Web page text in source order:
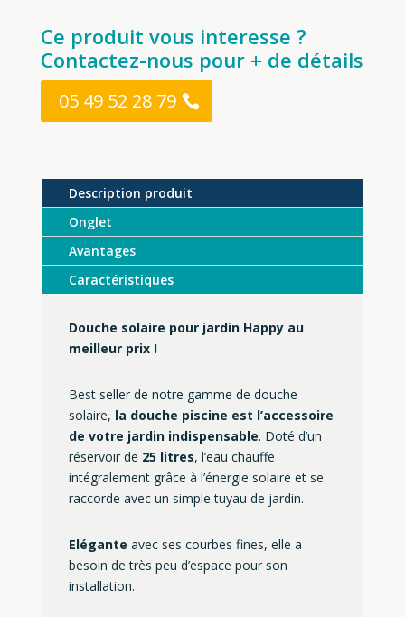
Ce produit vous interesse ?
Contactez-nous pour + de détails
05 49 52 28 79
Description produit
Onglet
Avantages
Caractéristiques
Douche solaire pour jardin Happy au
meilleur prix !
Best seller de notre gamme de douche
solaire, la douche piscine est l’accessoire
de votre jardin indispensable. Doté d’un
réservoir de 25 litres, l’eau chauffe
intégralement grâce à l’énergie solaire et se
raccorde avec un simple tuyau de jardin.
Elégante avec ses courbes fines, elle a
besoin de très peu d’espace pour son
installation.